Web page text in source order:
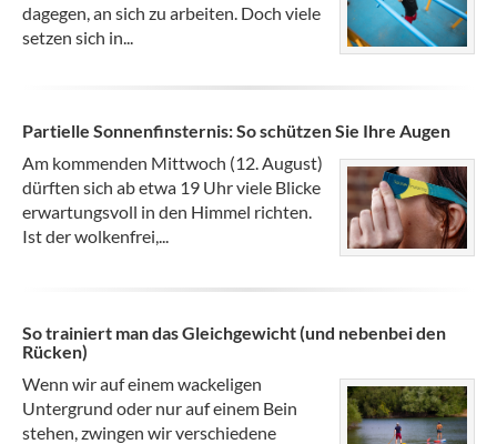
dagegen, an sich zu arbeiten. Doch viele
setzen sich in...
Partielle Sonnenfinsternis: So schützen Sie Ihre Augen
Am kommenden Mittwoch (12. August)
dürften sich ab etwa 19 Uhr viele Blicke
erwartungsvoll in den Himmel richten.
Ist der wolkenfrei,...
So trainiert man das Gleichgewicht (und nebenbei den
Rücken)
Wenn wir auf einem wackeligen
Untergrund oder nur auf einem Bein
stehen, zwingen wir verschiedene